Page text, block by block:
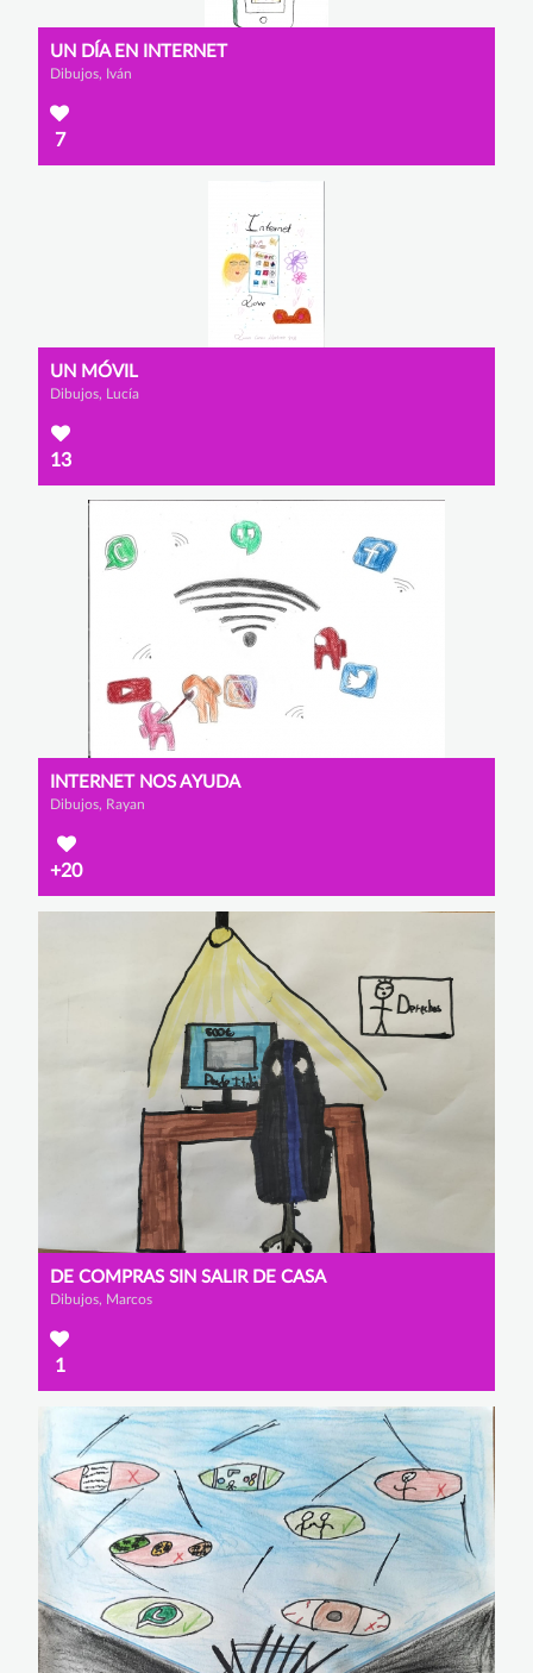
UN DÍA EN INTERNET
Dibujos, Iván
7
UN MÓVIL
Dibujos, Lucía
13
INTERNET NOS AYUDA
Dibujos, Rayan
+20
DE COMPRAS SIN SALIR DE CASA
Dibujos, Marcos
1